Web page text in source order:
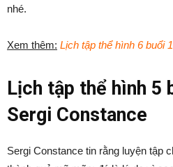
nhé.
Xem thêm: Lịch tập thể hình 6 buổi
Lịch tập thể hình 5
Sergi Constance
Sergi Constance tin rằng luyện tập